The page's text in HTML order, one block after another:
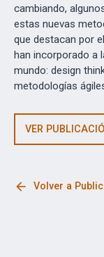
cambiando,
estas nuevas
que destacan por
han incorporado a
mundo: design
metodologías
VER
arrow_back Volver a